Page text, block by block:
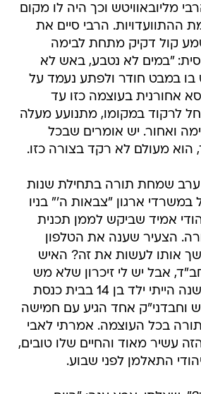
מליובאוויטש וכך היה לו מקום
ההתוועדויות. הרבי סיים את
קול דקיק מתחת לבימה
"במים לא נטבע, באש לא
בו במבט חודר ולפתע נעמד על
אחורנית בעוצמה כזו עד
לרקוד במקומו, מתנועע מעלה
ואחור. יש אומרים שבכל
הוא מעולם לא רקד בצורה כזו.
שמחת תורה בתחילת שנות
במשרדי ארגון "צבאות ה'" בניו
אמיד שביקש לממן תכנית
הצעיר שענה את הטלפון
אותו לעשות את זה? האיש
אבל יש לי זיכרון שלא מש
ממני. לפני עשרים שנה הייתי ילד בן 14 בבית כנסת
וחבדני"ק אחד הגיע עם חמישה
בכל העוצמה. אמרתי לאבי
עשיר מאוד והחיים שלו טובים,
התאלמן לפני שבוע.